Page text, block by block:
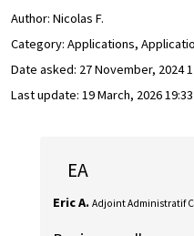
Author: Nicolas F.
Category: Applications,
Date asked: 27 November, 2024
Last update: 19 March, 2026 19:33
EA
Eric A. Adjoint Administratif